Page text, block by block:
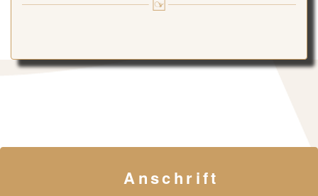
Anschrift